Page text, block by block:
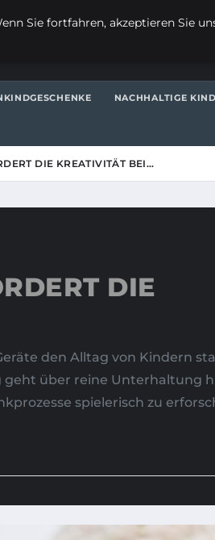
NACHHALTIGE
DIE KREATIVITÄT BEI…
DIE
den Alltag von Kindern
über reine Unterhaltung
spielerisch zu
Sie fortfahren, akzeptieren Sie